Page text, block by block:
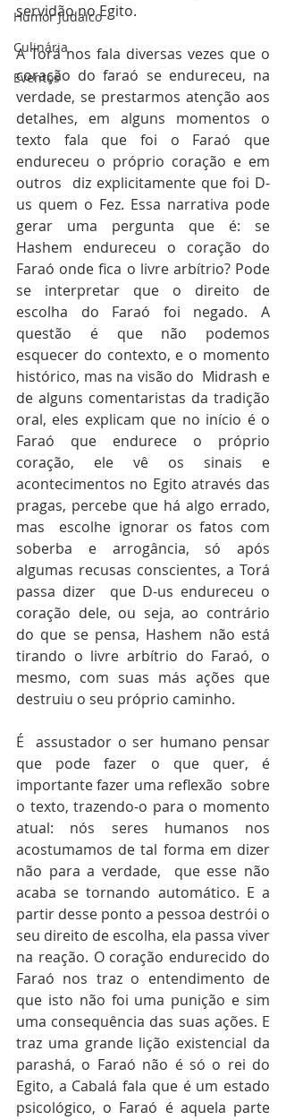
Humor Judaico
Culinária
Eventos
servidão no Egito.
A Torá nos fala diversas vezes que o
coração do faraó se endureceu, na
verdade, se prestarmos atenção aos
detalhes, em alguns momentos o
texto fala que foi o Faraó que
endureceu o próprio coração e em
outros  diz explicitamente que foi D-
us quem o Fez. Essa narrativa pode
gerar uma pergunta que é: se
Hashem endureceu o coração do
Faraó onde fica o livre arbítrio? Pode
se interpretar que o direito de
escolha do Faraó foi negado. A
questão é que não podemos
esquecer do contexto, e o momento
histórico, mas na visão do  Midrash e
de alguns comentaristas da tradição
oral, eles explicam que no início é o
Faraó que endurece o próprio
coração, ele vê os sinais e
acontecimentos no Egito através das
pragas, percebe que há algo errado,
mas  escolhe ignorar os fatos com
soberba e arrogância, só após
algumas recusas conscientes, a Torá
passa dizer  que D-us endureceu o
coração dele, ou seja, ao contrário
do que se pensa, Hashem não está
tirando o livre arbítrio do Faraó, o
mesmo, com suas más ações que
destruiu o seu próprio caminho.
É  assustador o ser humano pensar
que pode fazer o que quer, é
importante fazer uma reflexão  sobre
o texto, trazendo-o para o momento
atual: nós seres humanos nos
acostumamos de tal forma em dizer
não para a verdade,  que esse não
acaba se tornando automático. E a
partir desse ponto a pessoa destrói o
seu direito de escolha, ela passa viver
na reação. O coração endurecido do
Faraó nos traz o entendimento de
que isto não foi uma punição e sim
uma consequência das suas ações. E
traz uma grande lição existencial da
parashá, o Faraó não é só o rei do
Egito, a Cabalá fala que é um estado
psicológico, o Faraó é aquela parte